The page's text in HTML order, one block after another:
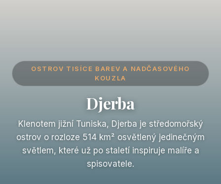
OSTROV TISÍCE BAREV A NADČASOVÉHO
KOUZLA
Djerba
Klenotem jižní Tuniska, Djerba je středomořský
ostrov o rozloze 514 km² osvětlený jedinečným
světlem, které už po staletí inspiruje malíře a
spisovatele.